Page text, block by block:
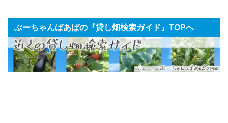
ぶーちゃんばあばの『貸し畑検索ガイド』TOPへ